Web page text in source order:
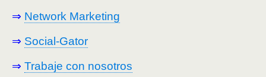
⇒ Network Marketing
⇒ Social-Gator
⇒ Trabaje con nosotros